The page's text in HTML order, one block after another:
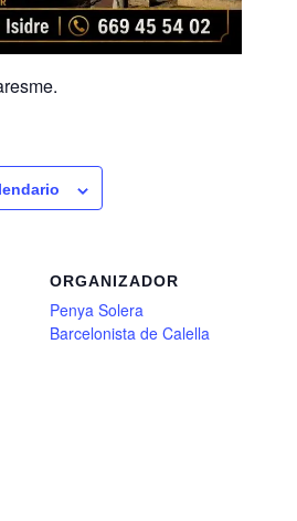
ORGANIZADOR
Penya Solera
Barcelonista de Calella